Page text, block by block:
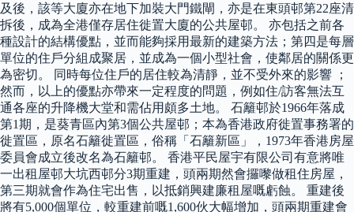
及後，該等大廈亦在地下加裝大門鐵閘，亦是在東頭邨第22座清
拆後，成為全港僅存居住徙置大廈的公共屋邨。 亦包括之前各
種設計的結構優點，並而能夠採用最新的建築方法；第四是每層
單位的住戶分組成聚居，並成為一個小型社會，使鄰居的關係更
為密切。 同時每位住戶的居住較為清靜，並不受外來的影響 ；
然而，以上的優點亦帶來一定程度的問題，例如住/訪客無法互
通各座的升降機大堂和需佔用頗多土地。 石籬邨於1966年落成
第1期，是葵青區內第3個公共屋邨；本為香港政府徙置事務署的
徙置區，原名石籬徙置區，俗稱「石籬新區」，1973年香港房屋
委員會成立後改名為石籬邨。 香港平民屋宇有限公司有意將唯
一出租屋邨大坑西邨分3期重建，頭兩期然會攞嚟做租住房屋，
第三期就會作為住宅出售，以抵銷興建廉租屋嘅虧蝕。 重建後
將有5,000個單位，較重建前嘅1,600伙大幅增加，頭兩期重建會